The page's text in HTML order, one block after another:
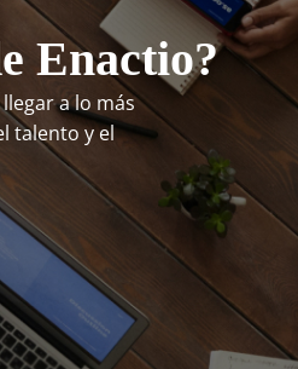
Enactio?
a lo más
talento y el